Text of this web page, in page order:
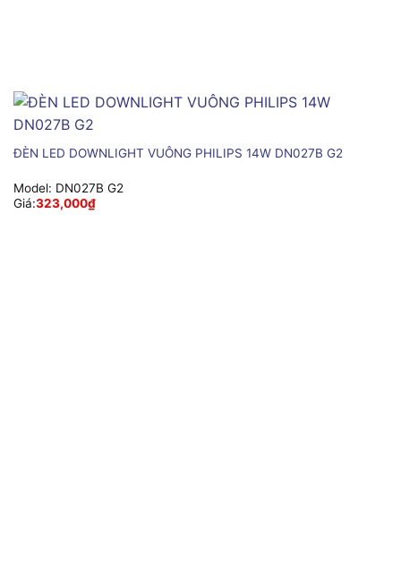
ĐÈN LED DOWNLIGHT VUÔNG PHILIPS 14W DN027B G2
Model: DN027B G2
Giá:323,000₫